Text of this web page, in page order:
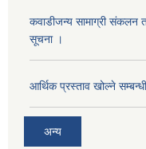
कवाडीजन्य सामाग्री संकलन
सूचना ।
आर्थिक प्रस्ताव खोल्ने
अन्य